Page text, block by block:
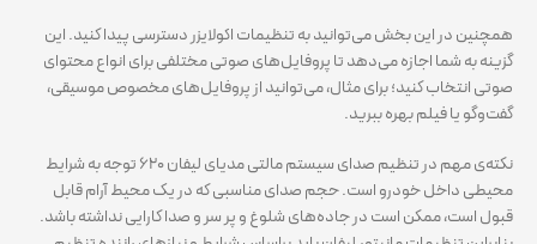
همچنین در این بخش می‌توانید به تنظیمات اکولایزر دسترسی پیدا کنید. این
گزینه به شما اجازه می‌دهد تا پروفایل‌های صوتی مختلفی برای انواع محتوای
صوتی انتخاب کنید؛ برای مثال، می‌توانید از پروفایل‌های مخصوص موسیقی،
گفت‌وگو یا فیلم بهره ببرید.
نکته‌ی مهم در تنظیم صدای سیستم مالتی مدیای لیفان ۶۲۰ توجه به شرایط
محیطی داخل خودرو است. حجم صدای مناسبی که در یک محیط آرام قابل
قبول است، ممکن است در جاده‌های شلوغ و پر سر و صدا کارایی نداشته باشد.